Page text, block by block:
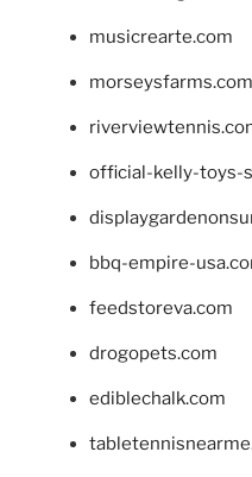
musicrearte.com
morseysfarms.com
official-kelly-toys-
bbq-empire-
feedstoreva.com
drogopets.com
ediblechalk.com